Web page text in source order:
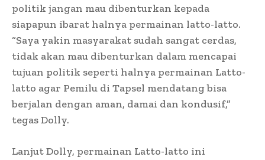
politik jangan mau dibenturkan kepada
siapapun ibarat halnya permainan latto-latto.
“Saya yakin masyarakat sudah sangat cerdas,
tidak akan mau dibenturkan dalam mencapai
tujuan politik seperti halnya permainan Latto-
latto agar Pemilu di Tapsel mendatang bisa
berjalan dengan aman, damai dan kondusif,”
tegas Dolly.
Lanjut Dolly, permainan Latto-latto ini